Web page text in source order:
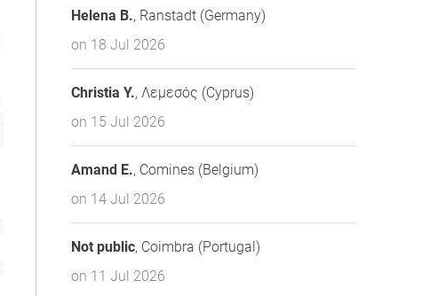
Helena B., Ranstadt (Germany)
on 18 Jul 2026
Christia Y., Λεμεσός (Cyprus)
on 15 Jul 2026
Amand E., Comines (Belgium)
on 14 Jul 2026
Not public, Coimbra (Portugal)
on 11 Jul 2026